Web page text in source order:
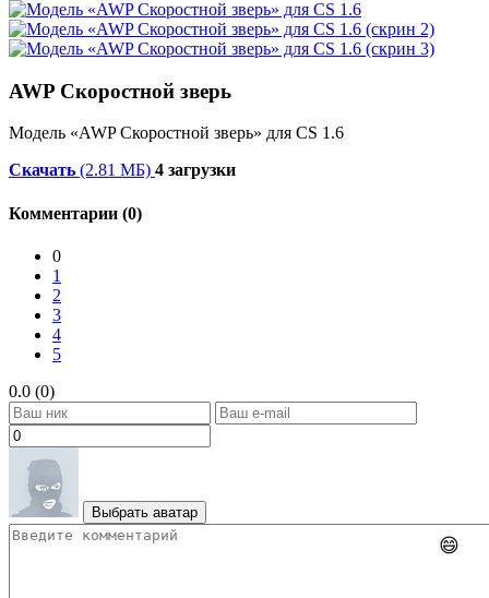
AWP Скоростной зверь
Модель «AWP Скоростной зверь» для CS 1.6
Скачать (2.81 МБ) 4 загрузки
Комментарии (0)
0
1
2
3
4
5
0.0 (0)
Выбрать аватар
😄